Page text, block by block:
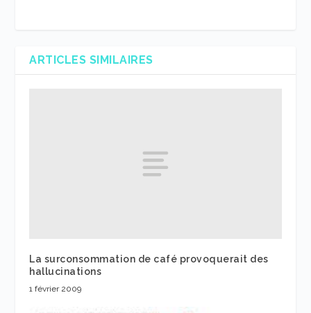
ARTICLES SIMILAIRES
La surconsommation de café provoquerait des
hallucinations
1 février 2009